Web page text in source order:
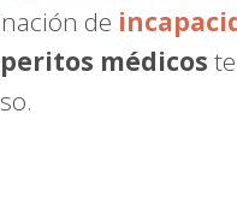
de
peritos médicos